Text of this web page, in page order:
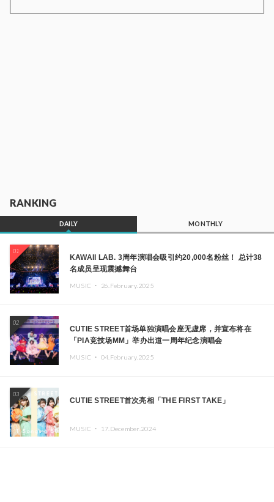
RANKING
DAILY MONTHLY
01
KAWAII LAB. 3周年演唱会吸引约20,000名粉丝！ 总计38
名成员呈现震撼舞台
MUSIC ・ 26.February.2025
02
CUTIE STREET首场单独演唱会座无虚席，并宣布将在
「PIA竞技场MM」举办出道一周年纪念演唱会
MUSIC ・ 04.February.2025
03
CUTIE STREET首次亮相「THE FIRST TAKE」
MUSIC ・ 17.December.2024